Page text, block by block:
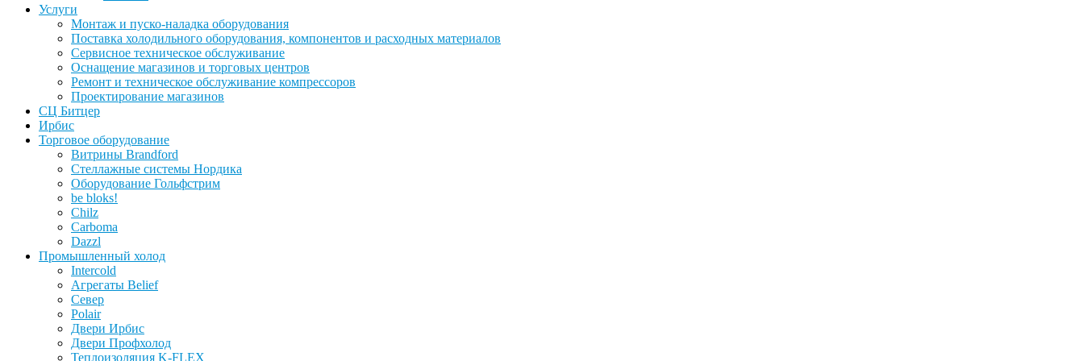
Услуги
Монтаж и пуско-наладка оборудования
Поставка холодильного оборудования, компонентов и расходных материалов
Сервисное техническое обслуживание
Оснащение магазинов и торговых центров
Ремонт и техническое обслуживание компрессоров
Проектирование магазинов
СЦ Битцер
Ирбис
Торговое оборудование
Витрины Brandford
Стеллажные системы Нордика
Оборудование Гольфстрим
be bloks!
Chilz
Carboma
Dazzl
Промышленный холод
Intercold
Агрегаты Belief
Север
Polair
Двери Ирбис
Двери Профхолод
Теплоизоляция K-FLEX